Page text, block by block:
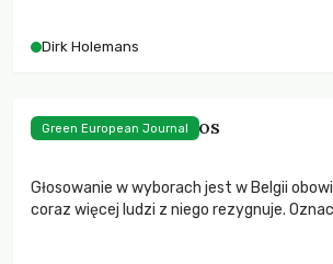
Dirk Holemans
Liczy się każdy głos
Głosowanie w wyborach jest w Belgii
coraz więcej ludzi z niego rezygnuje.
Green European Journal